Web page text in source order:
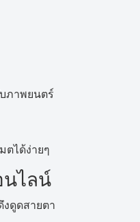
ภาพยนตร์
ตได้ง่ายๆ
นไลน์
งดูดสายตา